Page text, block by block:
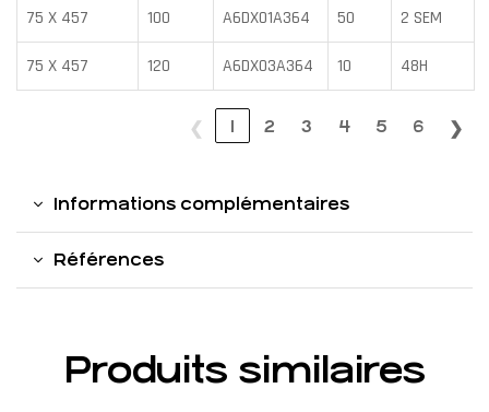
75 X 457 100 A6DX01A364 50 2 SEM
75 X 457 120 A6DX03A364 10 48H
❮ 1 2 3 4 5 6 ❯
Informations complémentaires
Références
Produits similaires